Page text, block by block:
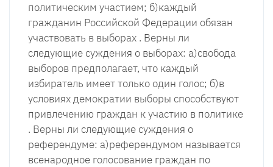
политическим участием; б)каждый
гражданин Российской Федерации обязан
участвовать в выборах . Верны ли
следующие суждения о выборах: а)свобода
выборов предполагает, что каждый
избиратель имеет только один голос; б)в
условиях демократии выборы способствуют
привлечению граждан к участию в политике
. Верны ли следующие суждения о
референдуме: а)референдумом называется
всенародное голосование граждан по